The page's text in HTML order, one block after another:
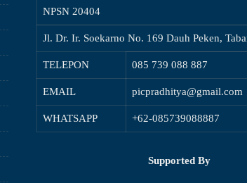
NPSN 20404
Jl. Dr. Ir. Soekarno No. 169 Dauh Peken,
TELEPON 085 739 088 887
EMAIL picpradhitya@gmail.com
WHATSAPP +62-085739088887
Supported By